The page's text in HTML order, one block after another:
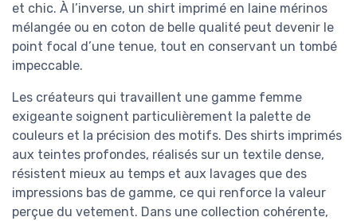
et chic. À l’inverse, un shirt imprimé en laine mérinos
mélangée ou en coton de belle qualité peut devenir le
point focal d’une tenue, tout en conservant un tombé
impeccable.
Les créateurs qui travaillent une gamme femme
exigeante soignent particulièrement la palette de
couleurs et la précision des motifs. Des shirts imprimés
aux teintes profondes, réalisés sur un textile dense,
résistent mieux au temps et aux lavages que des
impressions bas de gamme, ce qui renforce la valeur
perçue du vetement. Dans une collection cohérente,